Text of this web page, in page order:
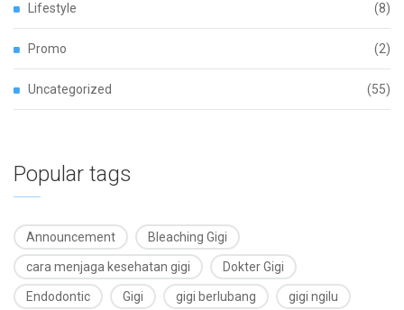
Lifestyle (8)
Promo (2)
Uncategorized (55)
Popular tags
Announcement Bleaching Gigi
cara menjaga kesehatan gigi Dokter Gigi
Endodontic Gigi gigi berlubang gigi ngilu